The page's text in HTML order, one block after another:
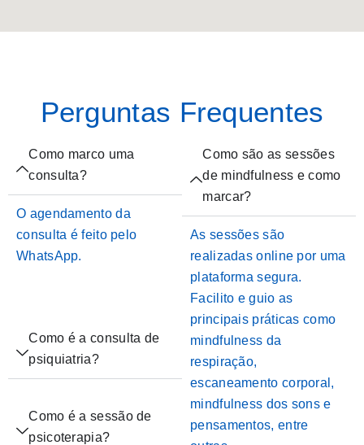
Perguntas Frequentes
Como marco uma
consulta?
O agendamento da
consulta é feito pelo
WhatsApp.
Como é a consulta de
psiquiatria?
Como é a sessão de
psicoterapia?
Como são as sessões
de mindfulness e como
marcar?
As sessões são
realizadas online por uma
plataforma segura.
Facilito e guio as
principais práticas como
mindfulness da
respiração,
escaneamento corporal,
mindfulness dos sons e
pensamentos, entre